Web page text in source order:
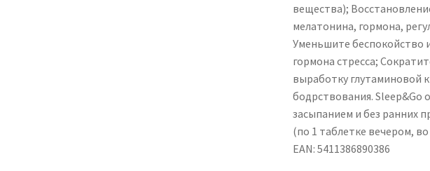
вещества);
мелатонина, гормона,
Уменьшите беспокойство
гормона стресса;
выработку глутаминовой
бодрствования. Sleep&Go
засыпанием и без ранних
(по 1 таблетке вечером,
EAN: 5411386890386